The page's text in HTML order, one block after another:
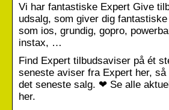
Vi har fantastiske Expert Give
udsalg, som giver dig
som ios, grundig, gopro,
instax, …
Find Expert tilbudsaviser på ét
seneste aviser fra Expert her,
det seneste salg. ❤ Se alle
her.